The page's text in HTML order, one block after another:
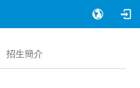
招生簡介